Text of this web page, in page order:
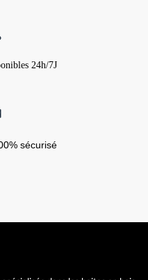
24h/7J
sécurisé